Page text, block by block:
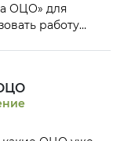
ОЦО» для
работу
опытом по
поделились
российских
сервисной